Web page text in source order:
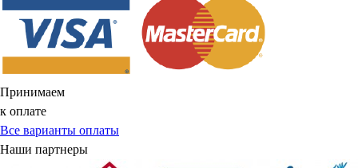
Принимаем
к оплате
Все варианты оплаты
Наши партнеры